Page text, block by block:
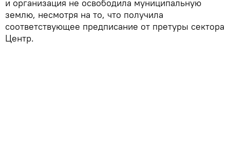
и организация не освободила муниципальную
землю, несмотря на то, что получила
соответствующее предписание от претуры сектора
Центр.